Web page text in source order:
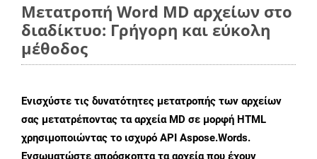
Μετατροπή Word MD αρχείων στο
διαδίκτυο: Γρήγορη και εύκολη
μέθοδος
Ενισχύστε τις δυνατότητες μετατροπής των αρχείων
σας μετατρέποντας τα αρχεία MD σε μορφή HTML
χρησιμοποιώντας το ισχυρό API Aspose.Words.
Ενσωματώστε απρόσκοπτα τα αρχεία που έχουν